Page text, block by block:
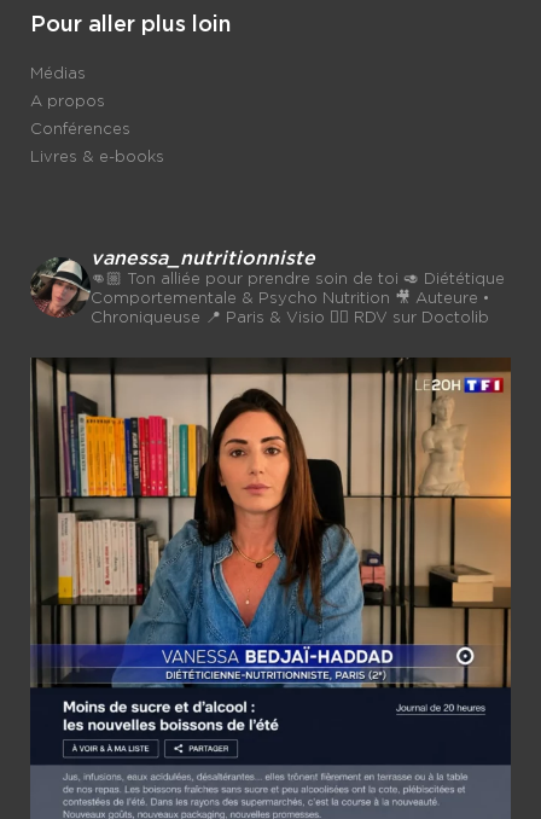
Pour aller plus loin
Médias
A propos
Conférences
Livres & e-books
vanessa_nutritionniste
👊🏼 Ton alliée pour prendre soin de toi 🥑 Diététique
Comportementale & Psycho Nutrition 🎥 Auteure •
Chroniqueuse 📍 Paris & Visio 👉🏼 RDV sur Doctolib